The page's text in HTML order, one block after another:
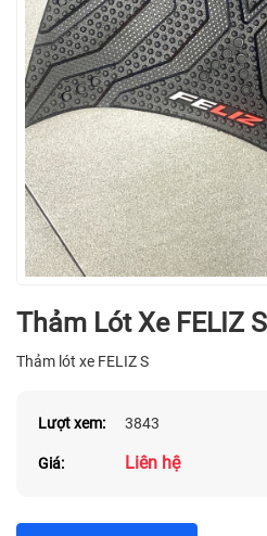
Thảm Lót Xe FELIZ S
Thảm lót xe FELIZ S
Lượt xem: 3843
Giá: Liên hệ